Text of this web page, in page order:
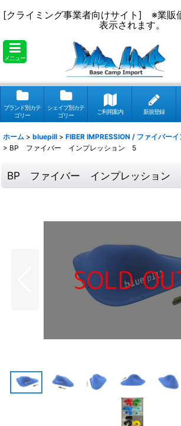
[クライミング事業者向けサイト] ※業販
表示されます。
メニュー
ブランド別カテ
ゴリー
シェイプ別カテ
ゴリー
ご利用案内 新規登録
ホーム > bluepill > FIBER IMPRESSION / ファイバー
> BP ファイバー インプレッション 5
BP ファイバー インプレッション